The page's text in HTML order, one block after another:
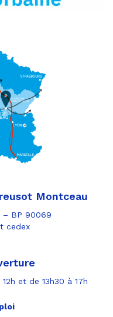
Montceau
– BP 90069
cedex
et de 13h30 à 17h